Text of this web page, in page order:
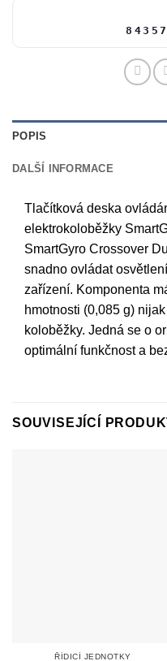
POPIS
DALŠÍ INFORMACE
Tlačítková deska
elektrokoloběžky
SmartGyro Crossover
snadno ovládat
zařízení. Komponenta
hmotnosti (0,085 g)
koloběžky. Jedná se o
optimální funkčnost a
SOUVISEJÍCÍ
ŘÍDICÍ JEDNOTKY